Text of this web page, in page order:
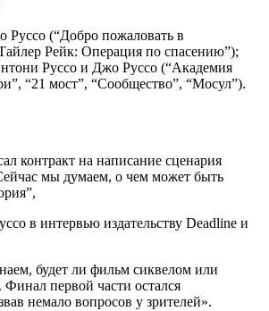
(“Добро пожаловать в
Рейк: Операция по спасению”);
Руссо и Джо Руссо (“Академия
“21 мост”, “Сообщество”, “Мосул”).
контракт на написание сценария
мы думаем, о чем может быть
в интервью издательству Deadline и
будет ли фильм сиквелом или
первой части остался
немало вопросов у зрителей».